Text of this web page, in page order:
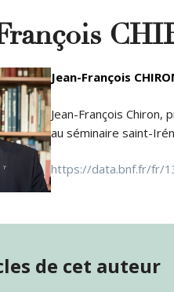
Jean-François
Jean-François
au séminaire saint-
https://data.bnf.fr/fr/
de cet auteur